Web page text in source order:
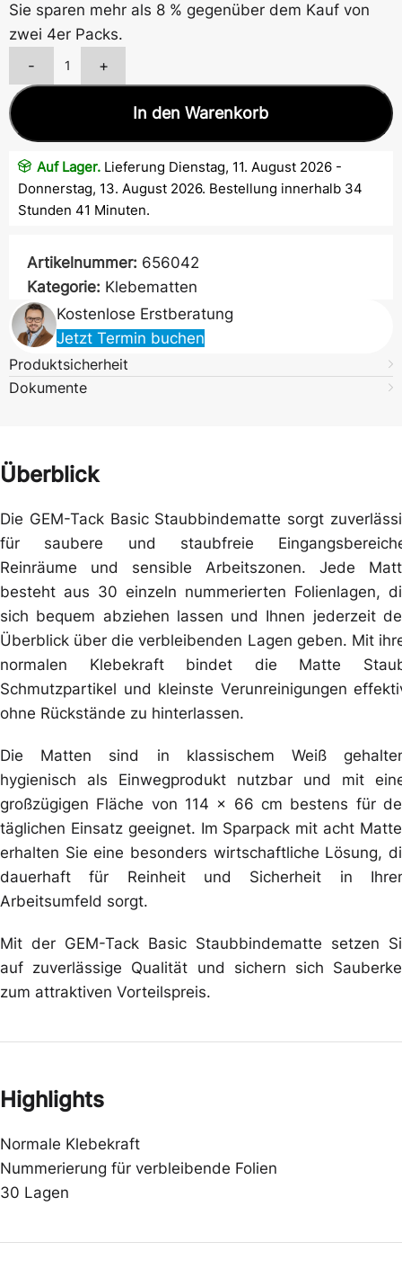
Sie sparen mehr als 8 % gegenüber dem Kauf von
zwei 4er Packs.
-
+
In den Warenkorb
Auf Lager. Lieferung Dienstag, 11. August 2026 -
Donnerstag, 13. August 2026. Bestellung innerhalb 34
Stunden 41 Minuten.
Artikelnummer: 656042
Kategorie: Klebematten
Kostenlose Erstberatung
Jetzt Termin buchen
Produktsicherheit
Dokumente
Überblick
Die GEM-Tack Basic Staubbindematte sorgt
für saubere und staubfreie
Reinräume und sensible Arbeitszonen. Jede
besteht aus 30 einzeln nummerierten Folienlagen,
sich bequem abziehen lassen und Ihnen jederzeit
Überblick über die verbleibenden Lagen geben. Mit
normalen Klebekraft bindet die Matte
Schmutzpartikel und kleinste Verunreinigungen
ohne Rückstände zu hinterlassen.
Die Matten sind in klassischem Weiß
hygienisch als Einwegprodukt nutzbar und mit
großzügigen Fläche von 114 x 66 cm bestens für
täglichen Einsatz geeignet. Im Sparpack mit acht
erhalten Sie eine besonders wirtschaftliche Lösung,
dauerhaft für Reinheit und Sicherheit in
Arbeitsumfeld sorgt.
Mit der GEM-Tack Basic Staubbindematte setzen
auf zuverlässige Qualität und sichern sich
zum attraktiven Vorteilspreis.
Highlights
Normale Klebekraft
Nummerierung für verbleibende Folien
30 Lagen